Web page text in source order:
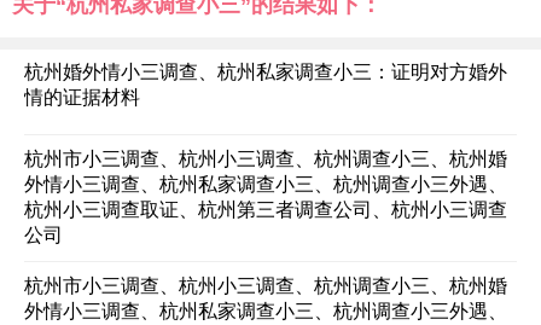
关于“杭州私家调查小三”的结果如下：
杭州婚外情小三调查、杭州私家调查小三：证明对方婚外
情的证据材料
杭州市小三调查、杭州小三调查、杭州调查小三、杭州婚
外情小三调查、杭州私家调查小三、杭州调查小三外遇、
杭州小三调查取证、杭州第三者调查公司、杭州小三调查
公司
杭州市小三调查、杭州小三调查、杭州调查小三、杭州婚
外情小三调查、杭州私家调查小三、杭州调查小三外遇、